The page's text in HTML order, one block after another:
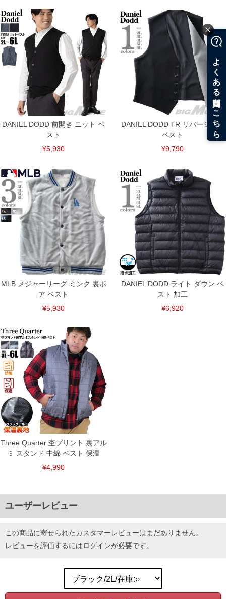
DANIEL DODD 前開き ニット ベ
スト
¥5,930
DANIEL DODD TR リバーシブル
ベスト
¥9,790
MLB メジャーリーグ ミンク 裏ボ
ア ベスト
¥5,930
DANIEL DODD ライト ダウン ベ
スト 加工
¥6,920
Three Quarter 杢プリント 裏アル
ミ スタンド 中綿 ベスト 保温
¥4,990
ユーザーレビュー
この商品に寄せられたカスタマーレビューはまだありません。
レビューを評価するにはログインが必要です。